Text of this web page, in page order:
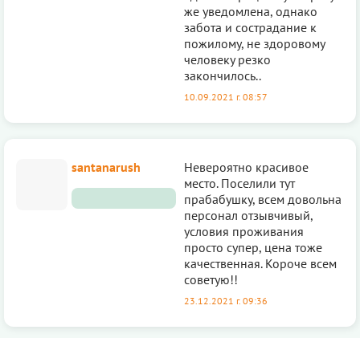
же уведомлена, однако
забота и сострадание к
пожилому, не здоровому
человеку резко
закончилось..
10.09.2021 г. 08:57
santanarush
Невероятно красивое
место. Поселили тут
прабабушку, всем довольна
персонал отзывчивый,
условия проживания
просто супер, цена тоже
качественная. Короче всем
советую!!
23.12.2021 г. 09:36